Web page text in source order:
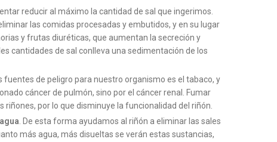
reducir al máximo la cantidad de sal que ingerimos.
las comidas procesadas y embutidos, y en su lugar
y frutas diuréticas, que aumentan la secreción y
cantidades de sal conlleva una sedimentación de los
fuentes de peligro para nuestro organismo es el tabaco, y
cáncer de pulmón, sino por el cáncer renal. Fumar
riñones, por lo que disminuye la funcionalidad del riñón.
. De esta forma ayudamos al riñón a eliminar las sales
más agua, más disueltas se verán estas sustancias,